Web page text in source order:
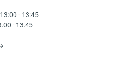
- 13:45
- 13:45